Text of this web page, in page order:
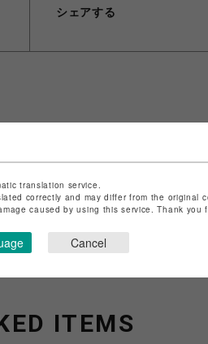
シェアする
表記は こちら
ITEMS
translation service.
correctly and may differ from the original
caused by using this service. Thank you
Cancel